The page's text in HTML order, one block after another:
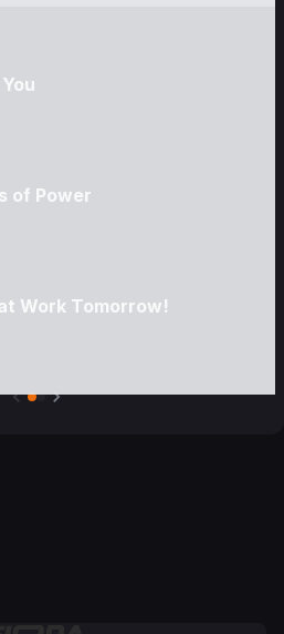
of Power
Work Tomorrow!